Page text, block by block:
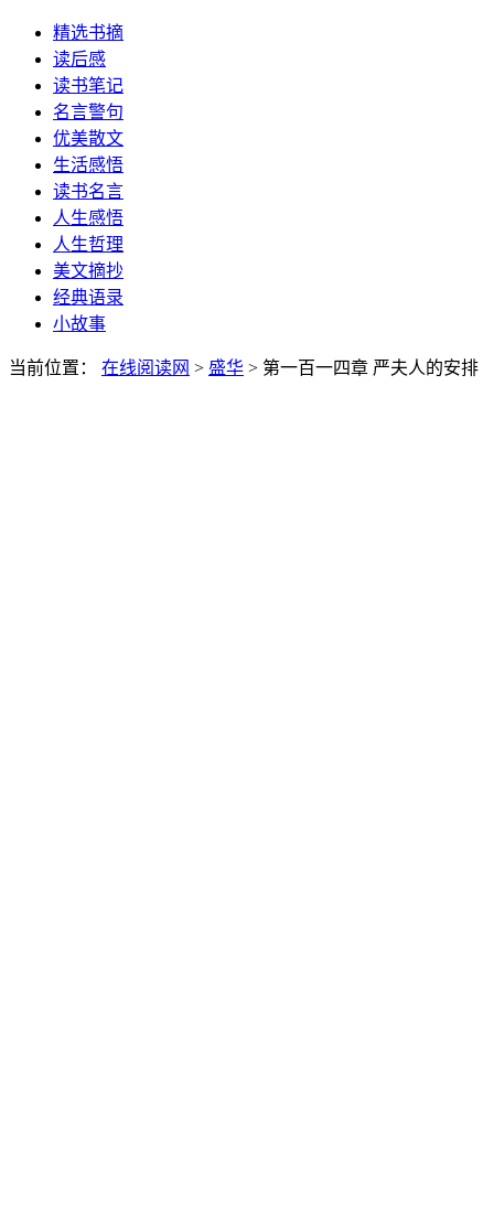
精选书摘
读后感
读书笔记
名言警句
优美散文
生活感悟
读书名言
人生感悟
人生哲理
美文摘抄
经典语录
小故事
当前位置： 在线阅读网 > 盛华 > 第一百一四章 严夫人的安排